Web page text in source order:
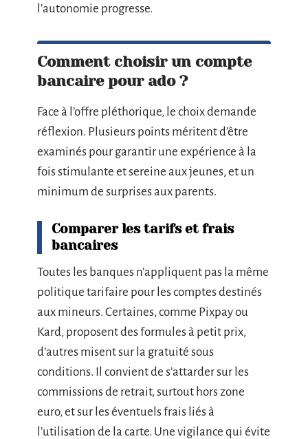
l’autonomie progresse.
Comment choisir un compte
bancaire pour ado ?
Face à l’offre pléthorique, le choix demande
réflexion. Plusieurs points méritent d’être
examinés pour garantir une expérience à la
fois stimulante et sereine aux jeunes, et un
minimum de surprises aux parents.
Comparer les tarifs et frais
bancaires
Toutes les banques n’appliquent pas la même
politique tarifaire pour les comptes destinés
aux mineurs. Certaines, comme Pixpay ou
Kard, proposent des formules à petit prix,
d’autres misent sur la gratuité sous
conditions. Il convient de s’attarder sur les
commissions de retrait, surtout hors zone
euro, et sur les éventuels frais liés à
l’utilisation de la carte. Une vigilance qui évite